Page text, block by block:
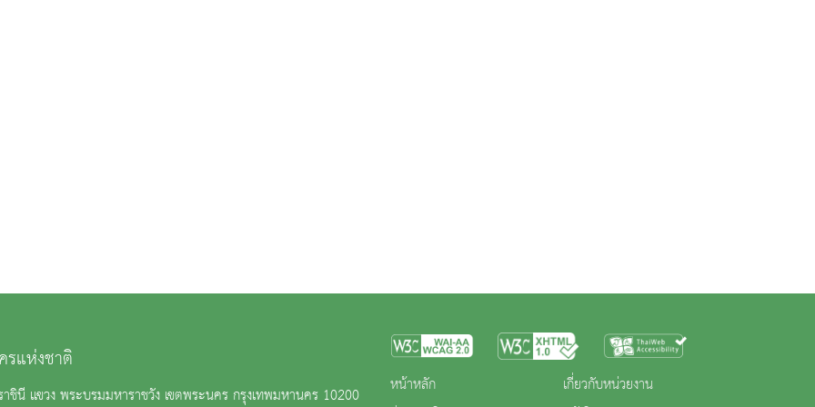
รแห่งชาติ
ชินี แขวง พระบรมมหาราชวัง เขตพระนคร กรุงเทพมหานคร 10200
หน้าหลัก
เกี่ยวกับหน่วยงาน